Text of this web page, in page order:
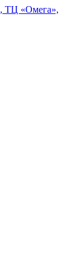
, ТЦ «Омега»,